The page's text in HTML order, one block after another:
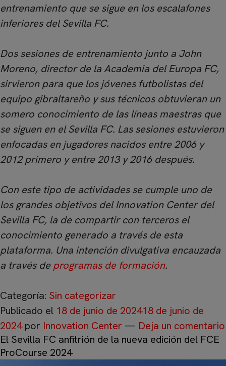
entrenamiento que se sigue en los escalafones
inferiores del Sevilla FC.
Dos sesiones de entrenamiento junto a John
Moreno, director de la Academia del Europa FC,
sirvieron para que los jóvenes futbolistas del
equipo gibraltareño y sus técnicos obtuvieran un
somero conocimiento de las líneas maestras que
se siguen en el Sevilla FC. Las sesiones estuvieron
enfocadas en jugadores nacidos entre 2006 y
2012 primero y entre 2013 y 2016 después.
Con este tipo de actividades se cumple uno de
los grandes objetivos del Innovation Center del
Sevilla FC, la de compartir con terceros el
conocimiento generado a través de esta
plataforma. Una intención divulgativa encauzada
a través deprogramas de formación.
Categoría: Sin categorizar
Publicado el 18 de junio de 202418 de junio de
2024 por Innovation Center — Deja un comentario
El Sevilla FC anfitrión de la nueva edición del FCE
ProCourse 2024